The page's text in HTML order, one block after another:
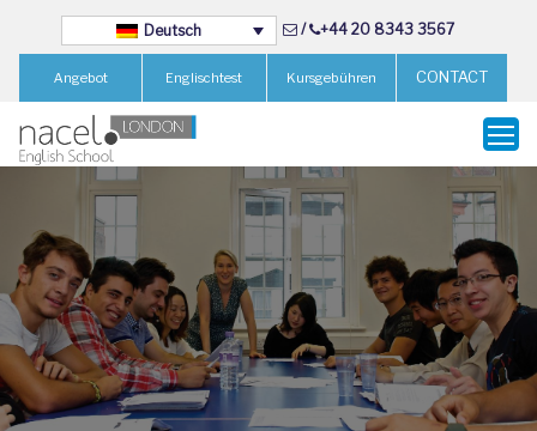
Deutsch / +44 20 8343 3567
Angebot Englischtest Kursgebühren CONTACT